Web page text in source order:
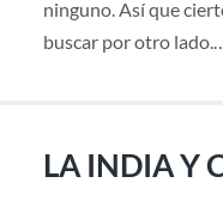
ninguno. Así que
buscar por otro lado.…
LA INDIA Y